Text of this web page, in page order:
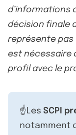
d’informations
décision finale
représente pas
est nécessaire
profil avec le
☝️Les SCPI
notamment